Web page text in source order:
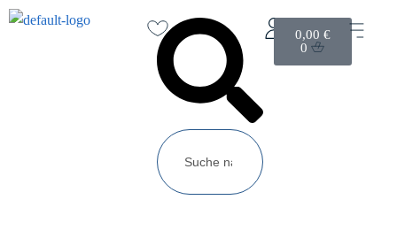
0,00 €
0